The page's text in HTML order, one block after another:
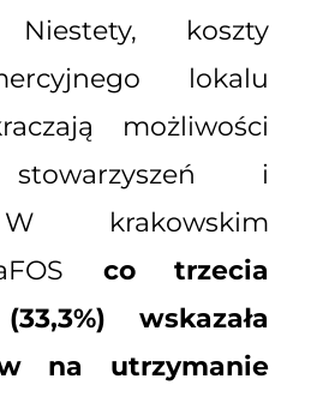
Niestety, koszty
lokalu
możliwości
i
krakowskim
co trzecia
wskazała
na utrzymanie